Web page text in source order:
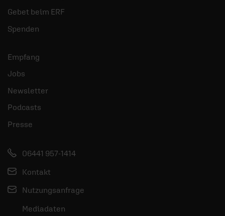
Gebet beim ERF
Spenden
Empfang
Jobs
Newsletter
Podcasts
Presse
06441 957-1414
Kontakt
Nutzungsanfrage
Mediadaten